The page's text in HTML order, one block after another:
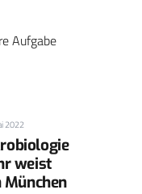
Aufgabe
2022
weist